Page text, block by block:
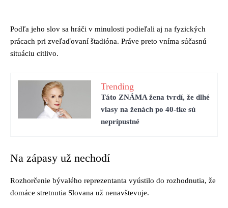
Podľa jeho slov sa hráči v minulosti podieľali aj na fyzických
prácach pri zveľaďovaní štadióna. Práve preto vníma súčasnú
situáciu citlivo.
Trending
Táto ZNÁMA žena tvrdí, že dlhé
vlasy na ženách po 40-tke sú
neprípustné
Na zápasy už nechodí
Rozhorčenie bývalého reprezentanta vyústilo do rozhodnutia, že
domáce stretnutia Slovana už nenavštevuje.